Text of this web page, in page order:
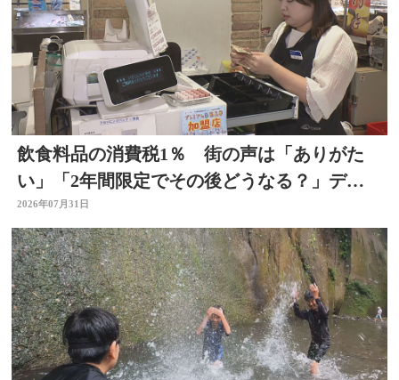
飲食料品の消費税1％ 街の声は「ありがた
い」「2年間限定でその後どうなる？」デパ
ートの反応は 大分
2026年07月31日